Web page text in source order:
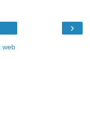
›
web